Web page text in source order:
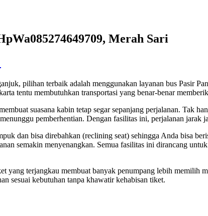
Merah Sari
pilihan terbaik adalah menggunakan layanan bus Pasir
tentu membutuhkan transportasi yang benar-benar
suasana kabin tetap segar sepanjang perjalanan. Tak
pemberhentian. Dengan fasilitas ini, perjalanan jarak
dan bisa direbahkan (reclining seat) sehingga Anda bisa
semakin menyenangkan. Semua fasilitas ini dirancang
yang terjangkau membuat banyak penumpang lebih memilih
sesuai kebutuhan tanpa khawatir kehabisan tiket.